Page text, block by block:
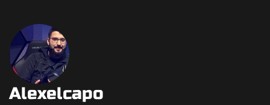
Alexelcapo